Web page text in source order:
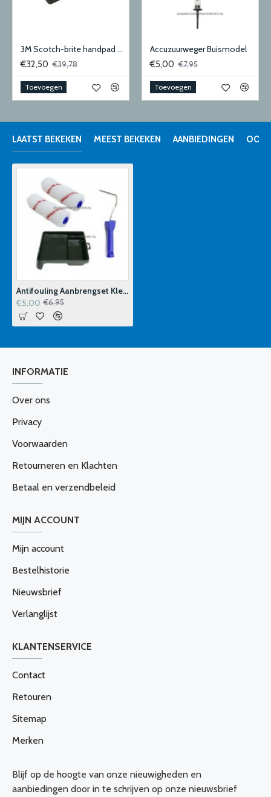
3M Scotch-brite handpad 9447 - 158x224mm - medium 10stk
€32,50 €39,78
Toevoegen
Accuzuurweger Buismodel
€5,00 €7,95
Toevoegen
LAATST BEKEKEN MEEST BEKEKEN AANBIEDINGEN OOK
Antifouling Aanbrengset Klein
€5,00 €6,95
INFORMATIE
Over ons
Privacy
Voorwaarden
Retourneren en Klachten
Betaal en verzendbeleid
MIJN ACCOUNT
Mijn account
Bestelhistorie
Nieuwsbrief
Verlanglijst
KLANTENSERVICE
Contact
Retouren
Sitemap
Merken
Blijf op de hoogte van onze nieuwigheden en
aanbiedingen door in te schrijven op onze nieuwsbrief